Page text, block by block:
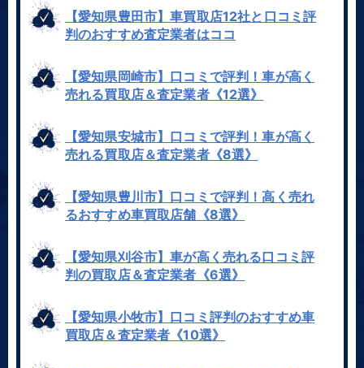
【愛知県豊田市】車買取店12社と口コミ評
判のおすすめ査定業者はココ
【愛知県岡崎市】口コミで評判！車が高く
売れる買取店＆査定業者《12選》
【愛知県安城市】口コミで評判！車が高く
売れる買取店＆査定業者《8選》
【愛知県豊川市】口コミで評判！高く売れ
るおすすめ車買取店舗《8選》
【愛知県刈谷市】車が高く売れる口コミ評
判の買取店＆査定業者《6選》
【愛知県小牧市】口コミ評判のおすすめ車
買取店＆査定業者《10選》